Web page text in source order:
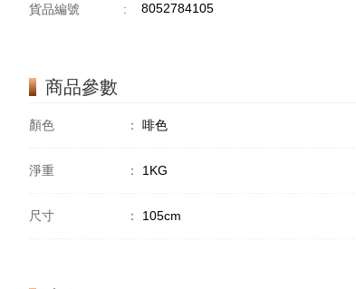
貨品編號 : 8052784105
商品參數
顏色 ： 啡色
淨重 ： 1KG
尺寸 ： 105cm